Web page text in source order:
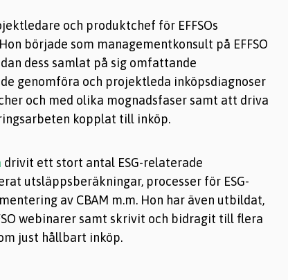
och produktchef för EFFSOs
började som managementkonsult på EFFSO
dess samlat på sig omfattande
genomföra och projektleda inköpsdiagnoser
och med olika mognadsfaser samt att driva
kopplat till inköp.
drivit ett stort antal ESG-relaterade
utsläppsberäkningar, processer för ESG-
av CBAM m.m. Hon har även utbildat,
webinarer samt skrivit och bidragit till flera
just hållbart inköp.